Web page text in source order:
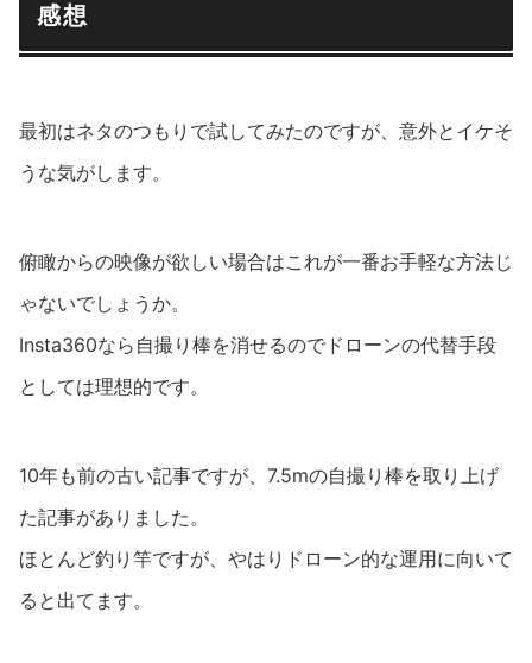
感想
最初はネタのつもりで試してみたのですが、意外とイケそ
うな気がします。
俯瞰からの映像が欲しい場合はこれが一番お手軽な方法じ
ゃないでしょうか。
Insta360なら自撮り棒を消せるのでドローンの代替手段
としては理想的です。
10年も前の古い記事ですが、7.5mの自撮り棒を取り上げ
た記事がありました。
ほとんど釣り竿ですが、やはりドローン的な運用に向いて
ると出てます。